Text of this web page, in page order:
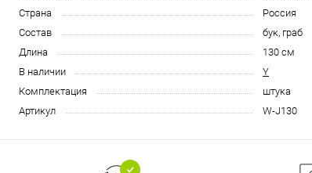
Страна
Россия
Состав
бук, граб
Длина
130 см
В наличии
Y
Комплектация
штука
Артикул
W-J130